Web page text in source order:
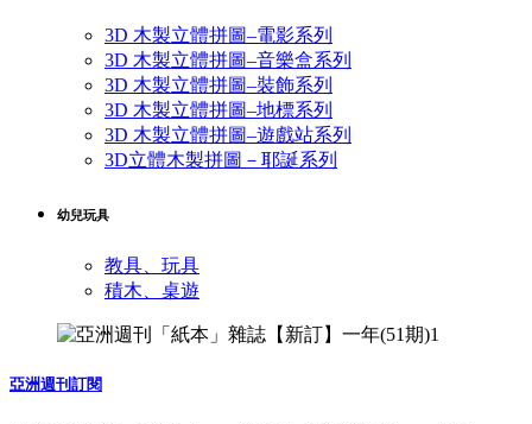
3D 木製立體拼圖–電影系列
3D 木製立體拼圖–音樂盒系列
3D 木製立體拼圖–裝飾系列
3D 木製立體拼圖–地標系列
3D 木製立體拼圖–遊戲站系列
3D立體木製拼圖－耶誕系列
幼兒玩具
教具、玩具
積木、桌遊
亞洲週刊訂閱